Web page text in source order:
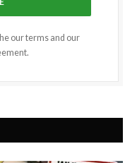
our terms and our